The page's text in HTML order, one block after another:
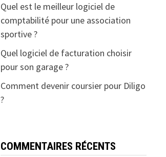
Quel est le meilleur logiciel de
comptabilité pour une association
sportive ?
Quel logiciel de facturation choisir
pour son garage ?
Comment devenir coursier pour Diligo
?
COMMENTAIRES RÉCENTS